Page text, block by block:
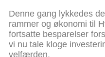
Denne gang lykkedes
rammer og økonomi til
fortsatte besparelser
vi nu tale kloge
velfærden.